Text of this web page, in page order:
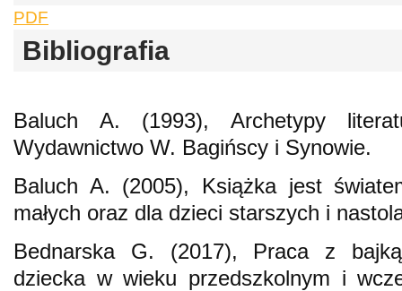
PDF
Bibliografia
Baluch A. (1993), Archetypy
Wydawnictwo W. Bagińscy i Synowie.
Baluch A. (2005), Książka jest
małych oraz dla dzieci starszych i
Bednarska G. (2017), Praca z
dziecka w wieku przedszkolnym i